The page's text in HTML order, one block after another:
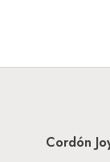
Cordón